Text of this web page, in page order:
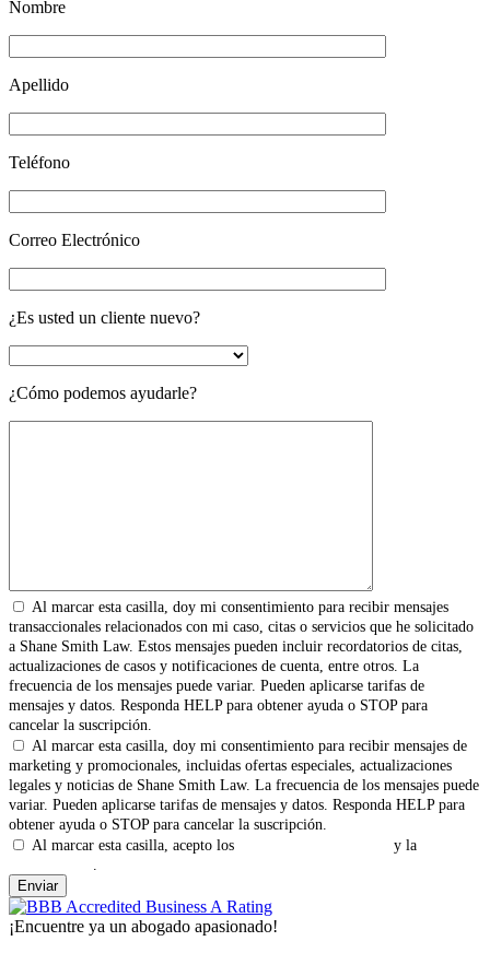
Nombre
Apellido
Teléfono
Correo Electrónico
¿Es usted un cliente nuevo?
¿Cómo podemos ayudarle?
Al marcar esta casilla, doy mi consentimiento para recibir mensajes
transaccionales relacionados con mi caso, citas o servicios que he solicitado
a Shane Smith Law. Estos mensajes pueden incluir recordatorios de citas,
actualizaciones de casos y notificaciones de cuenta, entre otros. La
frecuencia de los mensajes puede variar. Pueden aplicarse tarifas de
mensajes y datos. Responda HELP para obtener ayuda o STOP para
cancelar la suscripción.
Al marcar esta casilla, doy mi consentimiento para recibir mensajes de
marketing y promocionales, incluidas ofertas especiales, actualizaciones
legales y noticias de Shane Smith Law. La frecuencia de los mensajes puede
variar. Pueden aplicarse tarifas de mensajes y datos. Responda HELP para
obtener ayuda o STOP para cancelar la suscripción.
Al marcar esta casilla, acepto los
y la
.
¡Encuentre ya un abogado apasionado!